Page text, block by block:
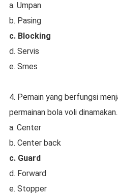
a. Umpan
b. Pasing
c. Blocking
d. Servis
e. Smes
4. Pemain yang berfungsi
permainan bola voli dinamakan..
a. Center
b. Center back
c. Guard
d. Forward
e. Stopper